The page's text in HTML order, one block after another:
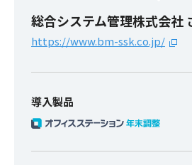
総合システム管理株式会社
https://www.bm-ssk.co.jp/
導入製品